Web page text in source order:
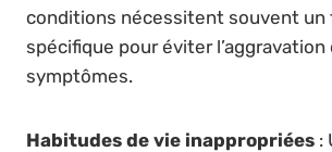
conditions nécessitent souvent
spécifique pour éviter l’aggravation
symptômes.
Habitudes de vie inappropriées :